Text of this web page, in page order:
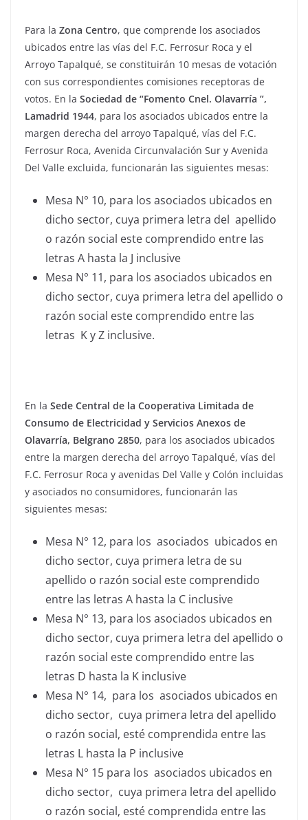
Para la Zona Centro, que comprende los asociados
ubicados entre las vías del F.C. Ferrosur Roca y el
Arroyo Tapalqué, se constituirán 10 mesas de votación
con sus correspondientes comisiones receptoras de
votos. En la Sociedad de “Fomento Cnel. Olavarría ”,
Lamadrid 1944, para los asociados ubicados entre la
margen derecha del arroyo Tapalqué, vías del F.C.
Ferrosur Roca, Avenida Circunvalación Sur y Avenida
Del Valle excluida, funcionarán las siguientes mesas:
Mesa N° 10, para los asociados ubicados en
dicho sector, cuya primera letra del apellido
o razón social este comprendido entre las
letras A hasta la J inclusive
Mesa N° 11, para los asociados ubicados en
dicho sector, cuya primera letra del apellido o
razón social este comprendido entre las
letras K y Z inclusive.
En la Sede Central de la Cooperativa Limitada de
Consumo de Electricidad y Servicios Anexos de
Olavarría, Belgrano 2850, para los asociados ubicados
entre la margen derecha del arroyo Tapalqué, vías del
F.C. Ferrosur Roca y avenidas Del Valle y Colón incluidas
y asociados no consumidores, funcionarán las
siguientes mesas:
Mesa N° 12, para los asociados ubicados en
dicho sector, cuya primera letra de su
apellido o razón social este comprendido
entre las letras A hasta la C inclusive
Mesa N° 13, para los asociados ubicados en
dicho sector, cuya primera letra del apellido o
razón social este comprendido entre las
letras D hasta la K inclusive
Mesa N° 14, para los asociados ubicados en
dicho sector, cuya primera letra del apellido
o razón social, esté comprendida entre las
letras L hasta la P inclusive
Mesa N° 15 para los asociados ubicados en
dicho sector, cuya primera letra del apellido
o razón social, esté comprendida entre las